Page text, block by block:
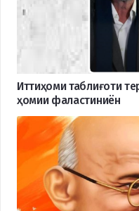
Иттиҳоми таблиғоти
ҳомии фаластиниён